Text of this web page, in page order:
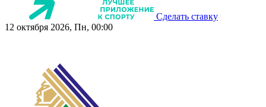
Сделать ставку
12 октября 2026, Пн, 00:00